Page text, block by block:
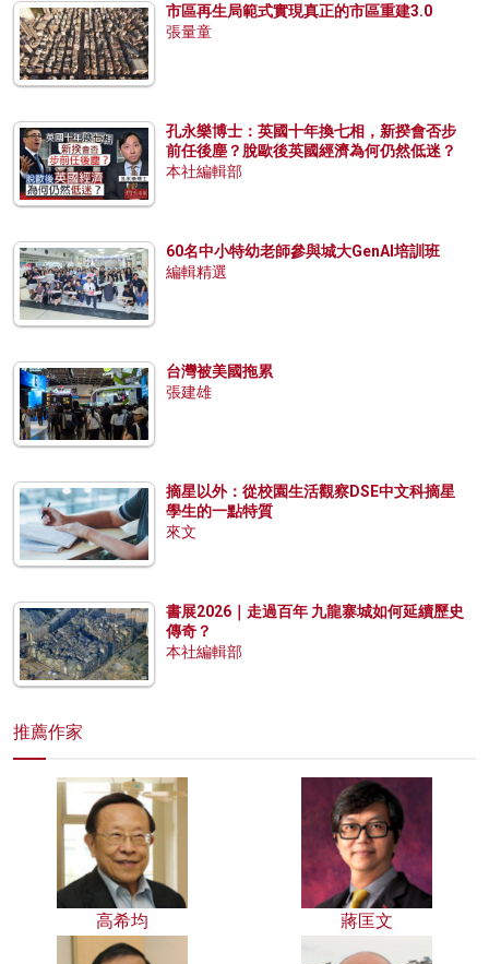
市區再生局範式實現真正的市區重建3.0
張量童
孔永樂博士：英國十年換七相，新揆會否步
前任後塵？脫歐後英國經濟為何仍然低迷？
本社編輯部
60名中小特幼老師參與城大GenAI培訓班
編輯精選
台灣被美國拖累
張建雄
摘星以外：從校園生活觀察DSE中文科摘星
學生的一點特質
來文
書展2026｜走過百年 九龍寨城如何延續歷史
傳奇？
本社編輯部
推薦作家
高希均 蔣匡文